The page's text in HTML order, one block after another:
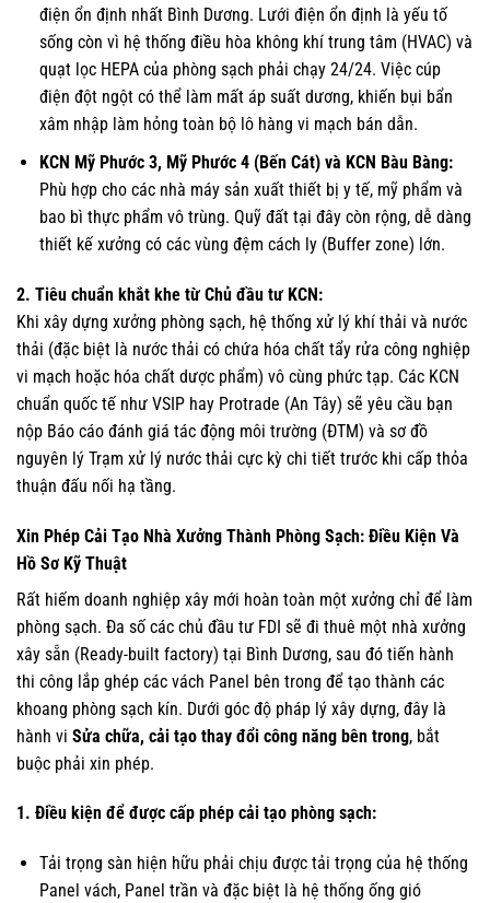
điện ổn định nhất Bình Dương. Lưới điện ổn định là yếu tố
sống còn vì hệ thống điều hòa không khí trung tâm (HVAC) và
quạt lọc HEPA của phòng sạch phải chạy 24/24. Việc cúp
điện đột ngột có thể làm mất áp suất dương, khiến bụi bẩn
xâm nhập làm hỏng toàn bộ lô hàng vi mạch bán dẫn.
KCN Mỹ Phước 3, Mỹ Phước 4 (Bến Cát) và KCN Bàu Bàng:
Phù hợp cho các nhà máy sản xuất thiết bị y tế, mỹ phẩm và
bao bì thực phẩm vô trùng. Quỹ đất tại đây còn rộng, dễ dàng
thiết kế xưởng có các vùng đệm cách ly (Buffer zone) lớn.
2. Tiêu chuẩn khắt khe từ Chủ đầu tư KCN:
Khi xây dựng xưởng phòng sạch, hệ thống xử lý khí thải và nước
thải (đặc biệt là nước thải có chứa hóa chất tẩy rửa công nghiệp
vi mạch hoặc hóa chất dược phẩm) vô cùng phức tạp. Các KCN
chuẩn quốc tế như VSIP hay Protrade (An Tây) sẽ yêu cầu bạn
nộp Báo cáo đánh giá tác động môi trường (ĐTM) và sơ đồ
nguyên lý Trạm xử lý nước thải cực kỳ chi tiết trước khi cấp thỏa
thuận đấu nối hạ tầng.
Xin Phép Cải Tạo Nhà Xưởng Thành Phòng Sạch: Điều Kiện Và
Hồ Sơ Kỹ Thuật
Rất hiếm doanh nghiệp xây mới hoàn toàn một xưởng chỉ để làm
phòng sạch. Đa số các chủ đầu tư FDI sẽ đi thuê một nhà xưởng
xây sẵn (Ready-built factory) tại Bình Dương, sau đó tiến hành
thi công lắp ghép các vách Panel bên trong để tạo thành các
khoang phòng sạch kín. Dưới góc độ pháp lý xây dựng, đây là
hành vi Sửa chữa, cải tạo thay đổi công năng bên trong, bắt
buộc phải xin phép.
1. Điều kiện để được cấp phép cải tạo phòng sạch:
Tải trọng sàn hiện hữu phải chịu được tải trọng của hệ thống
Panel vách, Panel trần và đặc biệt là hệ thống ống gió